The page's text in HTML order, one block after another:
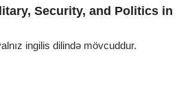
Security, and Politics in
ingilis dilində mövcuddur.